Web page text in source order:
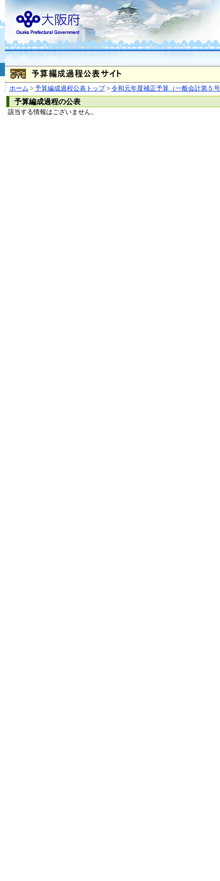
ホーム > 予算編成過程公表トップ> 令和元年度補正予算（一般会計第５
予算編成過程の公表
該当する情報はございません。
お問合せ
大阪府
（法人番号 4000020270008）
本庁 〒540-8570
大阪市
〒559-8555